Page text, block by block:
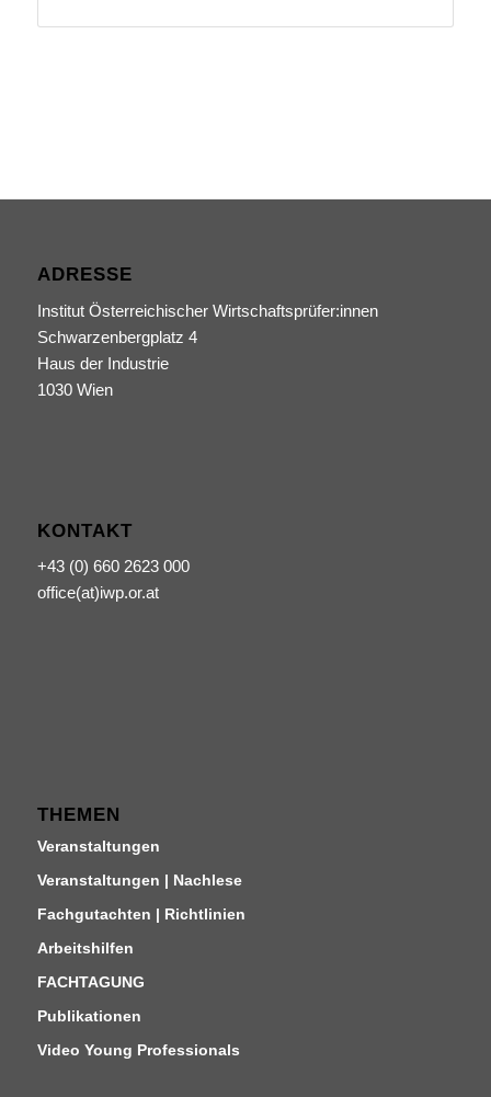
ADRESSE
Institut Österreichischer Wirtschaftsprüfer:innen
Schwarzenbergplatz 4
Haus der Industrie
1030 Wien
KONTAKT
+43 (0) 660 2623 000
office(at)iwp.or.at
THEMEN
Veranstaltungen
Veranstaltungen | Nachlese
Fachgutachten | Richtlinien
Arbeitshilfen
FACHTAGUNG
Publikationen
Video Young Professionals